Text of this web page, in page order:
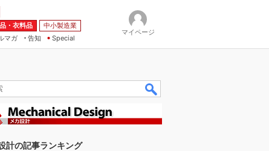
・衣料品
中小製造業
マガ
告知 Special
マイページ
計の記事ランキング